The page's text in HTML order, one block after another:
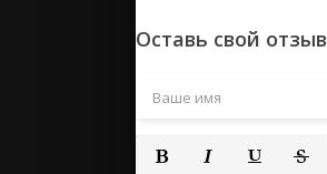
Оставь свой отзыв